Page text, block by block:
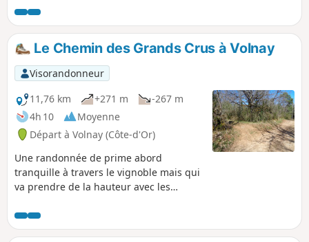
idéalement en tout début d'automne
pour déguster les couleurs de la vigne.
Le Chemin des Grands Crus à Volnay
Visorandonneur
11,76 km
+271 m
-267 m
4h 10
Moyenne
Départ à Volnay (Côte-d'Or)
Une randonnée de prime abord
tranquille à travers le vignoble mais qui
va prendre de la hauteur avec les
la Montagne d'Auxey.